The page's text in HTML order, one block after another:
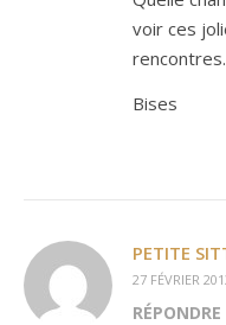
voir ces
rencontres.
Bises
PETITE
27 FÉVRIER
RÉPONDRE